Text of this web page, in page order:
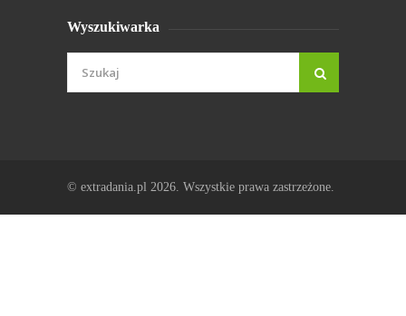
Wyszukiwarka
© extradania.pl 2026. Wszystkie prawa zastrzeżone.